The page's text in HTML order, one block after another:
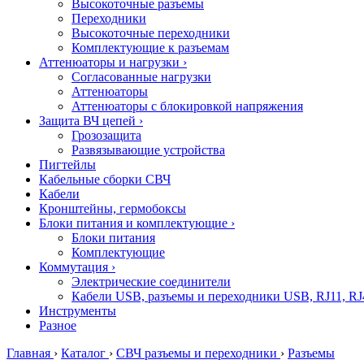
Высокоточные разъемы
Переходники
Высокоточные переходники
Комплектующие к разъемам
Аттенюаторы и нагрузки ›
Согласованные нагрузки
Аттенюаторы
Аттенюаторы с блокировкой напряжения
Защита ВЧ цепей ›
Грозозащита
Развязывающие устройства
Пигтейлы
Кабельные сборки СВЧ
Кабели
Кронштейны, гермобоксы
Блоки питания и комплектующие ›
Блоки питания
Комплектующие
Коммутация ›
Электрические соединители
Кабели USB, разъемы и переходники USB, RJ11,
Инструменты
Разное
Главная › Каталог › СВЧ разъемы и переходники › Разъемы